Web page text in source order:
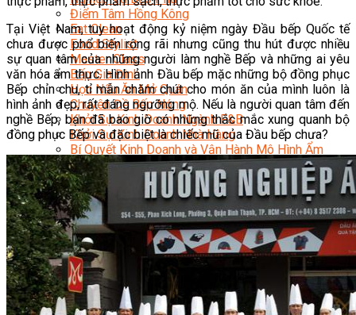
Điểm Tâm Hồng Kông
Eat Clean
Food Stylist
Master Class
Bếp Gia Đình
Học Nấu Ăn Mở Quán
Chuyên Đề Bếp Nóng
Khởi Sự Kinh Doanh Ngành F&B
Khởi Sự Kinh Doanh Nhà Hàng
Bí Quyết Kinh Doanh và Vận Hành Mô Hình Ẩm
Thực
Video Dạy Nấu Ăn
Pha Chế
Nghiệp Vụ Bar Trưởng
Nghiệp Vụ Bartender Chuyên Nghiệp
Nghiệp Vụ Barista Chuyên Nghiệp
Nghiệp Vụ Flair Bartending Chuyên Nghiệp
Nghiệp Vụ Pha Chế Đặc Biệt
Nghiệp Vụ Pha Chế Tổng Hợp
Nghiệp Vụ Quản Lý Bar
Tại Việt Nam, tuy hoạt động kỷ niệm ngày Đầu bếp Quốc tế
chưa được phổ biến rộng rãi nhưng cũng thu hút được nhiều
sự quan tâm của những người làm nghề Bếp và những ai yêu
văn hóa ẩm thực. Hình ảnh Đầu bếp mặc những bộ đồng phục
Bếp chỉn chu, tỉ mẫn chăm chút cho món ăn của mình luôn là
hình ảnh đẹp, rất đáng ngưỡng mộ. Nếu là người quan tâm đến
nghề Bếp, bạn đã bao giờ có những thắc mắc xung quanh bộ
đồng phục Bếp và đặc biệt là chiếc mũ của Đầu bếp chưa?